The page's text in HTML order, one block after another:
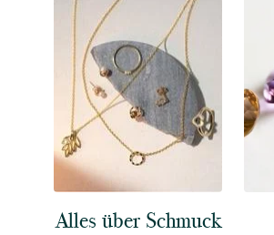
Alles über Schmuck